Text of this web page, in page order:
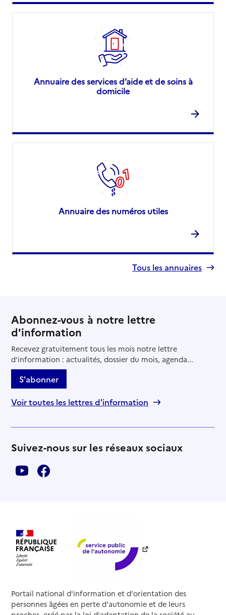
Annuaire des services d’aide et de soins à
domicile
Annuaire des numéros utiles
Tous les annuaires
Abonnez-vous à notre lettre
d'information
Recevez gratuitement tous les mois notre lettre
d'information : actualités, dossier du mois, agenda...
S'abonner
Voir toutes les lettres d'information
Suivez-nous sur les réseaux sociaux
Portail national d'information et d'orientation des
personnes âgées en perte d'autonomie et de leurs